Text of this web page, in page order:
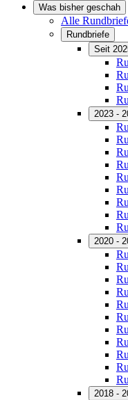
Was bisher geschah
Alle
Rundbriefe
Seit
2023 -
2020 -
2018 -